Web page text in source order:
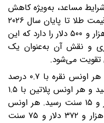
مساعد، به‌ویژه کاهش
قیمت نفت و کاهش ارزش دلار، قیمت طلا تا پایان سال ۲۰۲۶
همچنان پتانسیل رسیدن به پنج هزار و ‌۵۰۰ دلار را دارد که این
و نقش آن به‌عنوان یک
تقویت می­‌شود.
در بازار سایر فلزات ارزشمند، بهای هر اونس نقره با ۰.۷ درصد
افزایش، به ۷۵ دلار و ۸۱ سنت رسید و هر اونس پلاتین با ۱.۵
درصد افزایش، به هزار و ‌۹۴۵ دلار و ۱۵ سنت رسید. هر اونس
پالادیوم با ۱.۴ درصد افزایش، به هزار و ‌۳۷۲ دلار و ۷۵ سنت